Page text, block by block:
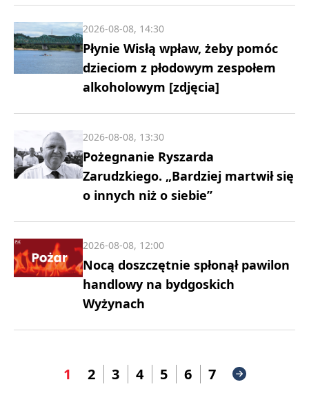
Płynie Wisłą wpław, żeby pomóc
dzieciom z płodowym zespołem
alkoholowym [zdjęcia]
2026-08-08, 14:30
Pożegnanie Ryszarda
Zarudzkiego. „Bardziej martwił się
o innych niż o siebie”
2026-08-08, 13:30
Nocą doszczętnie spłonął pawilon
handlowy na bydgoskich
Wyżynach
2026-08-08, 12:00
1 2 3 4 5 6 7